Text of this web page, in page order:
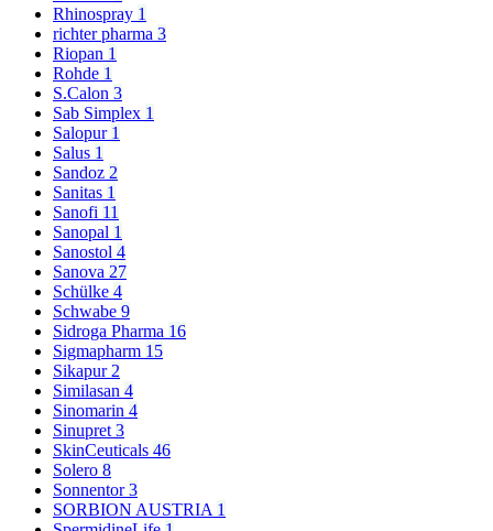
Rhinospray 1
richter pharma 3
Riopan 1
Rohde 1
S.Calon 3
Sab Simplex 1
Salopur 1
Salus 1
Sandoz 2
Sanitas 1
Sanofi 11
Sanopal 1
Sanostol 4
Sanova 27
Schülke 4
Schwabe 9
Sidroga Pharma 16
Sigmapharm 15
Sikapur 2
Similasan 4
Sinomarin 4
Sinupret 3
SkinCeuticals 46
Solero 8
Sonnentor3
SORBION AUSTRIA 1